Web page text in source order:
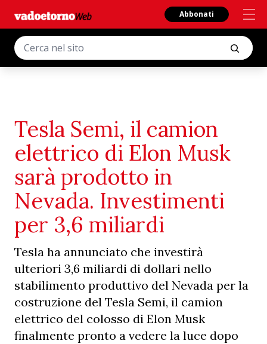
Abbonati
Tesla Semi, il camion
elettrico di Elon Musk
sarà prodotto in
Nevada. Investimenti
per 3,6 miliardi
Tesla ha annunciato che investirà
ulteriori 3,6 miliardi di dollari nello
stabilimento produttivo del Nevada per la
costruzione del Tesla Semi, il camion
elettrico del colosso di Elon Musk
finalmente pronto a vedere la luce dopo